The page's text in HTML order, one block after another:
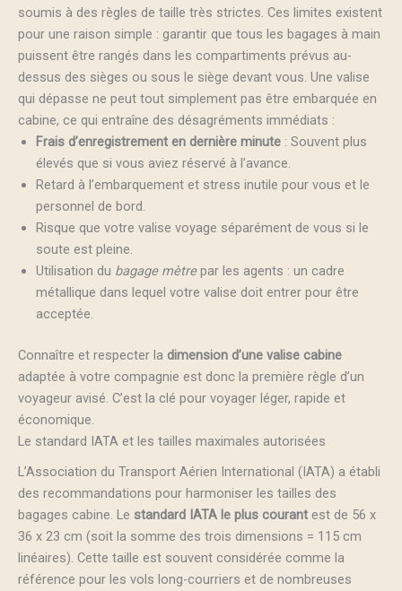
soumis à des règles de taille très strictes. Ces limites existent
pour une raison simple : garantir que tous les bagages à main
puissent être rangés dans les compartiments prévus au-
dessus des sièges ou sous le siège devant vous. Une valise
qui dépasse ne peut tout simplement pas être embarquée en
cabine, ce qui entraîne des désagréments immédiats :
Frais d’enregistrement en dernière minute : Souvent plus
élevés que si vous aviez réservé à l’avance.
Retard à l’embarquement et stress inutile pour vous et le
personnel de bord.
Risque que votre valise voyage séparément de vous si le
soute est pleine.
Utilisation du bagage mètrepar les agents : un cadre
métallique dans lequel votre valise doit entrer pour être
acceptée.
Connaître et respecter la dimension d’une valise cabine
adaptée à votre compagnie est donc la première règle d’un
voyageur avisé. C’est la clé pour voyager léger, rapide et
économique.
Le standard IATA et les tailles maximales autorisées
L’Association du Transport Aérien International (IATA) a établi
des recommandations pour harmoniser les tailles des
bagages cabine. Le standard IATA le plus courant est de 56 x
36 x 23 cm (soit la somme des trois dimensions = 115 cm
linéaires). Cette taille est souvent considérée comme la
référence pour les vols long-courriers et de nombreuses